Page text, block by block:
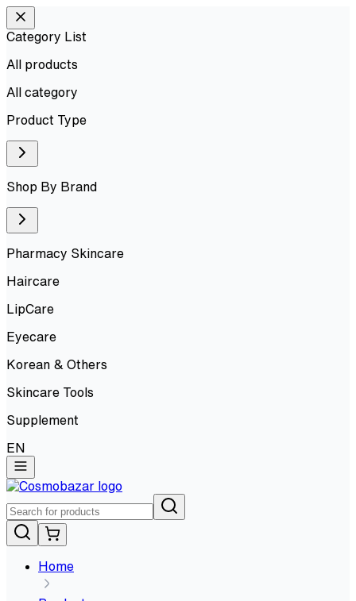
Category List
All products
All category
Product Type
Shop By Brand
Pharmacy Skincare
Haircare
LipCare
Eyecare
Korean & Others
Skincare Tools
Supplement
EN
Home